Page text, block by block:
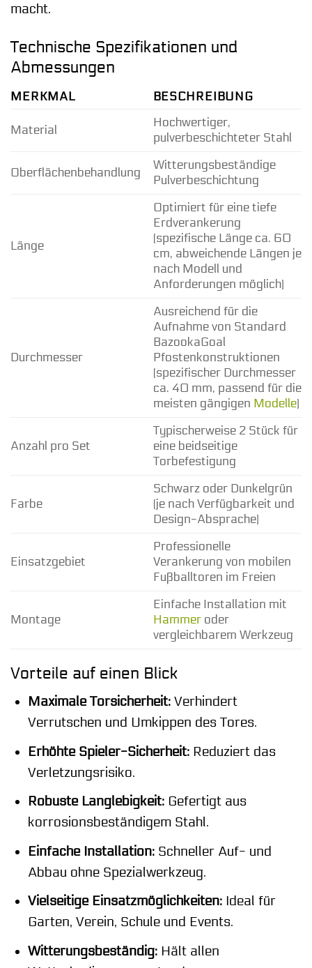
macht.
Technische Spezifikationen und
Abmessungen
MERKMAL BESCHREIBUNG
Material
Hochwertiger,
pulverbeschichteter Stahl
Oberflächenbehandlung
Witterungsbeständige
Pulverbeschichtung
Länge
Optimiert für eine tiefe
Erdverankerung
(spezifische Länge ca. 60
cm, abweichende Längen je
nach Modell und
Anforderungen möglich)
Durchmesser
Ausreichend für die
Aufnahme von Standard
BazookaGoal
Pfostenkonstruktionen
(spezifischer Durchmesser
ca. 40 mm, passend für die
meisten gängigen Modelle)
Anzahl pro Set
Typischerweise 2 Stück für
eine beidseitige
Torbefestigung
Farbe
Schwarz oder Dunkelgrün
(je nach Verfügbarkeit und
Design-Absprache)
Einsatzgebiet
Professionelle
Verankerung von mobilen
Fußballtoren im Freien
Montage
Einfache Installation mit
Hammeroder
vergleichbarem Werkzeug
Vorteile auf einen Blick
Maximale Torsicherheit:Verhindert
Verrutschen und Umkippen des Tores.
Erhöhte Spieler-Sicherheit:Reduziert das
Verletzungsrisiko.
Robuste Langlebigkeit:Gefertigt aus
korrosionsbeständigem Stahl.
Einfache Installation:Schneller Auf- und
Abbau ohne Spezialwerkzeug.
Vielseitige Einsatzmöglichkeiten:Ideal für
Garten, Verein, Schule und Events.
Witterungsbeständig:Hält allen